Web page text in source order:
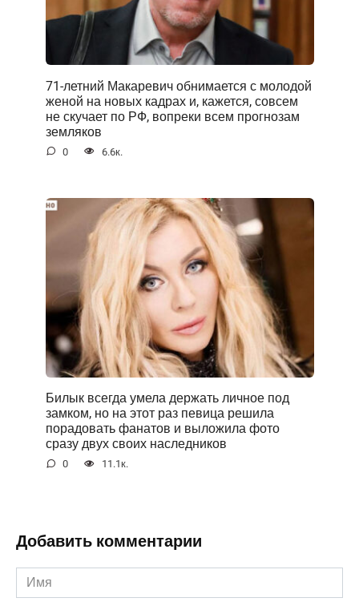
71-летний Макаревич обнимается с молодой
женой на новых кадрах и, кажется, совсем
не скучает по РФ, вопреки всем прогнозам
земляков
0 6.6к.
Билык всегда умела держать личное под
замком, но на этот раз певица решила
порадовать фанатов и выложила фото
сразу двух своих наследников
0 11.1к.
Добавить комментарии
Имя
*